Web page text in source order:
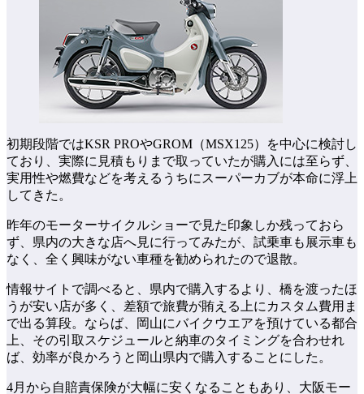
初期段階ではKSR PROやGROM（MSX125）を中心に検討し
ており、実際に見積もりまで取っていたが購入には至らず、
実用性や燃費などを考えるうちにスーパーカブが本命に浮上
してきた。
昨年のモーターサイクルショーで見た印象しか残っておら
ず、県内の大きな店へ見に行ってみたが、試乗車も展示車も
なく、全く興味がない車種を勧められたので退散。
情報サイトで調べると、県内で購入するより、橋を渡ったほ
うが安い店が多く、差額で旅費が賄える上にカスタム費用ま
で出る算段。ならば、岡山にバイクウエアを預けている都合
上、その引取スケジュールと納車のタイミングを合わせれ
ば、効率が良かろうと岡山県内で購入することにした。
4月から自賠責保険が大幅に安くなることもあり、大阪モー